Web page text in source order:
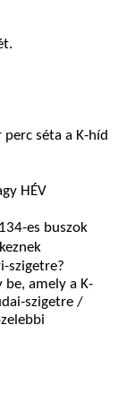
séta a K-híd
HÉV
es buszok
szigetre?
be, amely a K-
szigetre /